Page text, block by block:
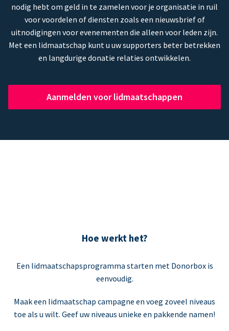
nodig hebt om geld in te zamelen voor je organisatie in ruil
voor voordelen of diensten zoals een nieuwsbrief of
uitnodigingen voor evenementen die alleen voor leden zijn.
Met een lidmaatschap kunt u uw supporters beter betrekken
en langdurige donatie relaties ontwikkelen.
Aanmelden voor lidmaatschappen
Hoe werkt het?
Een lidmaatschapsprogramma starten met Donorbox is
eenvoudig.
Maak een lidmaatschap campagne en voeg zoveel niveaus
toe als u wilt. Geef uw niveaus unieke en pakkende namen!